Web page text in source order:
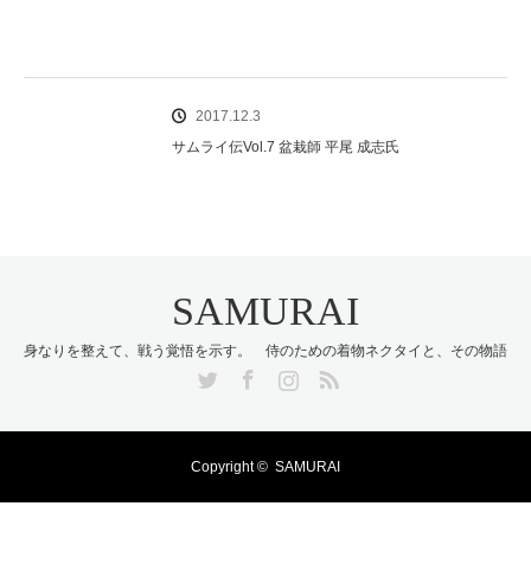
2017.12.3
サムライ伝Vol.7 盆栽師 平尾 成志氏
SAMURAI
身なりを整えて、戦う覚悟を示す。 侍のための着物ネクタイと、その物語
Copyright © SAMURAI